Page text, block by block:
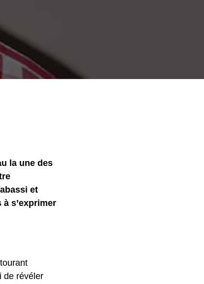
la une des
et
s’exprimer
de révéler